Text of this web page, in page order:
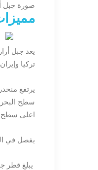
صورة جبل
يعد جبل
تركيا
اعلى سطح
يفصل في